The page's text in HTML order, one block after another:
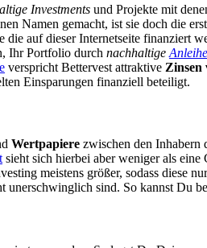
Investments und Projekte mit
Namen gemacht, ist sie doch die
auf dieser Internetseite finanziert
Ihr Portfolio durch nachhaltige
verspricht Bettervest attraktive Zinsen
Einsparungen finanziell beteiligt.
Wertpapiere zwischen den Inhabern
sieht sich hierbei aber weniger als
meistens größer, sodass diese
unerschwinglich sind. So kannst Du